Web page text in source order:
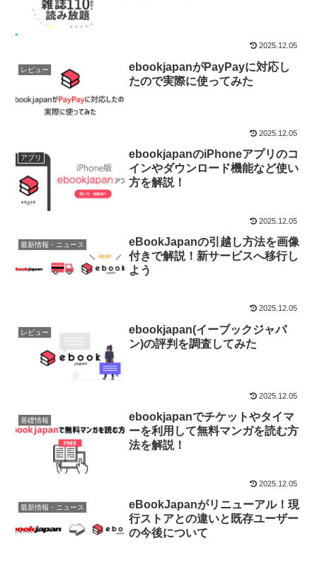
2025.12.05
レビュー
ebookjapanがPayPayに対応し
たので実際に使ってみた
2025.12.05
アプリ
ebookjapanのiPhoneアプリのコ
インやダウンロード機能など使い
方を解説！
2025.12.05
最新情報・ニュース
eBookJapanの引越し方法を画像
付きで解説！新サービスへ移行し
よう
2025.12.05
レビュー
ebookjapan(イーブックジャパ
ン)の評判を調査してみた
2025.12.05
基礎情報
ebookjapanでチケットやタイマ
ーを利用して無料マンガを読む方
法を解説！
2025.12.05
最新情報・ニュース
eBookJapanがリニューアル！現
行ストアとの違いと既存ユーザー
の今後について